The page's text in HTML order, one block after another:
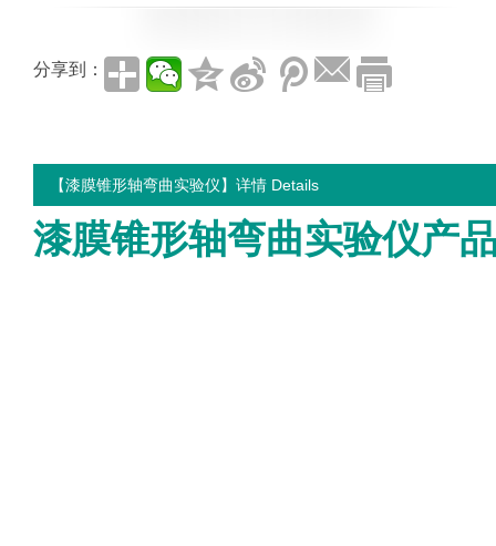
分享到：
【漆膜锥形轴弯曲实验仪】详情 Details
漆膜锥形轴弯曲实验仪产